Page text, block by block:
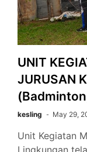
UNIT
JURUSAN
kesling May 29,
Unit Kegiatan